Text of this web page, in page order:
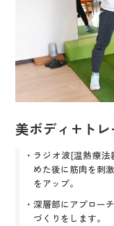
美ボディ+ト
ラジオ波[温熱療法
めた後に筋肉を刺
をアップ。
深層部にアプロー
づくりをします。